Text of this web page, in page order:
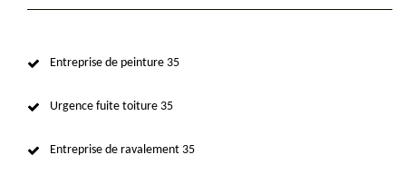
Entreprise de peinture 35
Urgence fuite toiture 35
Entreprise de ravalement 35